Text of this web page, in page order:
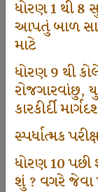
ધોરણ 1 થી 8
આપતું બાળ
માટે
ધોરણ 9 થી
રોજગારવાંછુ,
કારકીર્દી
સ્પર્ધાત્મક
ધોરણ 10 પછી
શું ? વગરે જેવા